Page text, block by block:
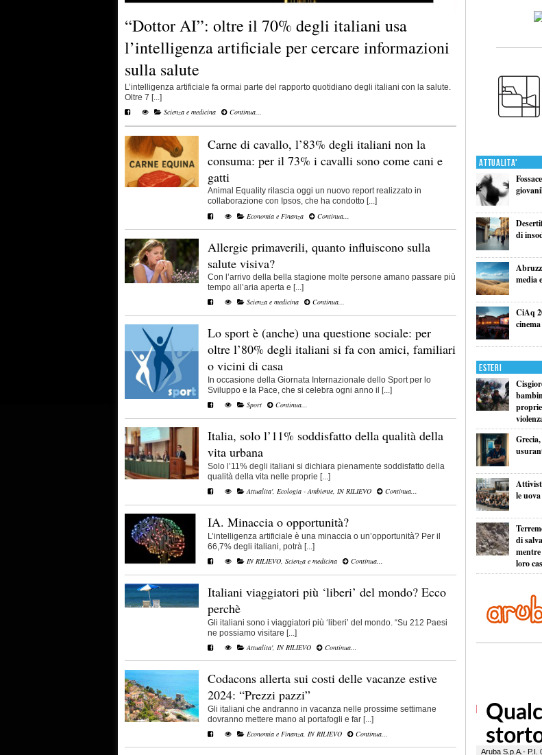
“Dottor AI”: oltre il 70% degli italiani usa
l’intelligenza artificiale per cercare informazioni
sulla salute
L’intelligenza artificiale fa ormai parte del rapporto quotidiano degli italiani con la salute.
Oltre 7 [...]
Scienza e medicina
Continua...
Carne di cavallo, l’83% degli italiani non la
consuma: per il 73% i cavalli sono come cani e
gatti
Animal Equality rilascia oggi un nuovo report realizzato in
collaborazione con Ipsos, che ha condotto [...]
Economia e Finanza
Continua...
Allergie primaverili, quanto influiscono sulla
salute visiva?
Con l’arrivo della bella stagione molte persone amano passare più
tempo all’aria aperta e [...]
Scienza e medicina
Continua...
Lo sport è (anche) una questione sociale: per
oltre l’80% degli italiani si fa con amici, familiari
o vicini di casa
In occasione della Giornata Internazionale dello Sport per lo
Sviluppo e la Pace, che si celebra ogni anno il [...]
Sport
Continua...
Italia, solo l’11% soddisfatto della qualità della
vita urbana
Solo l’11% degli italiani si dichiara pienamente soddisfatto della
qualità della vita nelle proprie [...]
Attualita', Ecologia - Ambiente, IN RILIEVO Continua...
IA. Minaccia o opportunità?
L’intelligenza artificiale è una minaccia o un’opportunità? Per il
66,7% degli italiani, potrà [...]
IN RILIEVO, Scienza e medicina Continua...
Italiani viaggiatori più ‘liberi’ del mondo? Ecco
perchè
Gli italiani sono i viaggiatori più ‘liberi’ del mondo. “Su 212 Paesi
ne possiamo visitare [...]
Attualita', IN RILIEVO Continua...
Codacons allerta sui costi delle vacanze estive
2024: “Prezzi pazzi”
Gli italiani che andranno in vacanza nelle prossime settimane
dovranno mettere mano al portafogli e far [...]
Economia e Finanza, IN RILIEVO Continua...
Attualita'
di
media
CiAq
Esteri
proprie
le
di
loro